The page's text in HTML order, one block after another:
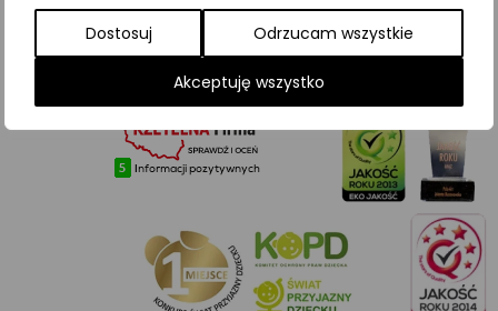
Dostosuj Odrzucam wszystkie
Akceptuję wszystko
WARUNKI GWARANCJI
KONTAKT